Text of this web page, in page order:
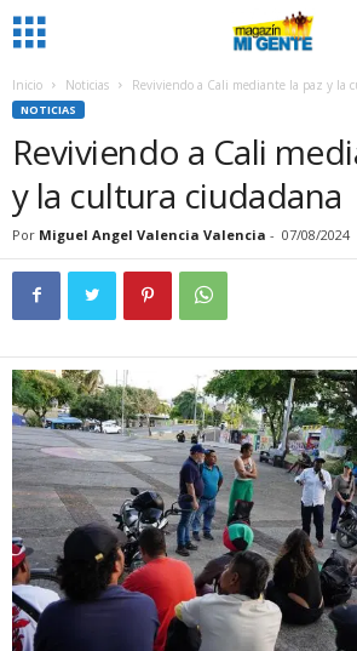
Inicio Noticias Reviviendo a Cali mediante la paz y la
NOTICIAS
Reviviendo a Cali
y la cultura ciudadana
Por Miguel Angel Valencia Valencia - 07/08/2024